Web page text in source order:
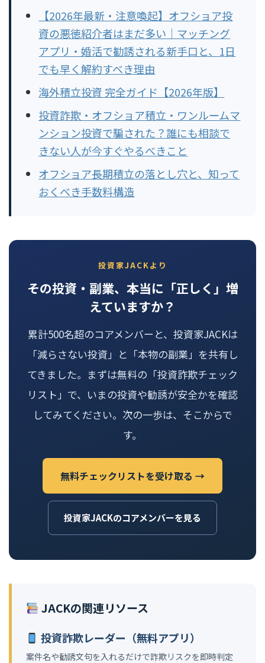
【2026年最新・注意喚起】オフショア投
資の悪徳紹介者はまだ多い｜マッチング
アプリ・婚活で勧誘される新手口と、1日
でも早く解約すべき理由
海外積立投資 完全ガイド【2026年版】
投資詐欺・オフショア積立・ワンルームマ
ンション投資で騙された？誰にも相談で
きない人が今すぐやるべきこと
オフショア長期積立の落とし穴と、知って
おくべき手数料構造
投資家JACKより
その投資・副業、本当に「正しく」増
えていますか？
累計500名超のコアメンバーと、投資家JACKは
「減らさない投資」と「本物の副業」を共有し
てきました。まずは無料の「投資詐欺チェック
リスト」で、いまの投資や勧誘が安全かを確認
してみてください。次の一歩は、そこからで
す。
無料チェックリストを受け取る →
投資家JACKのコアメンバーを見る
JACKの関連リソース
投資詐欺レーダー（無料アプリ）
案件名や勧誘文句を入れるだけで詐欺リスクを即時判定